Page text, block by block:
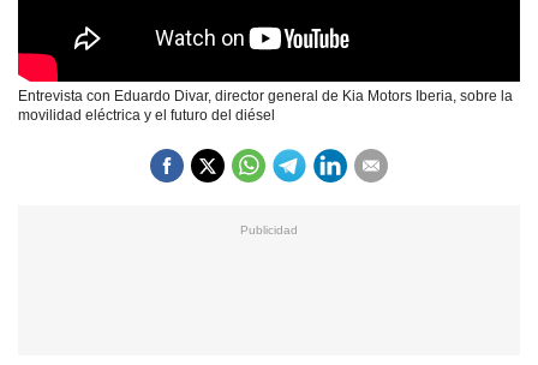
Entrevista con Eduardo Divar, director general de Kia Motors Iberia, sobre la
movilidad eléctrica y el futuro del diésel